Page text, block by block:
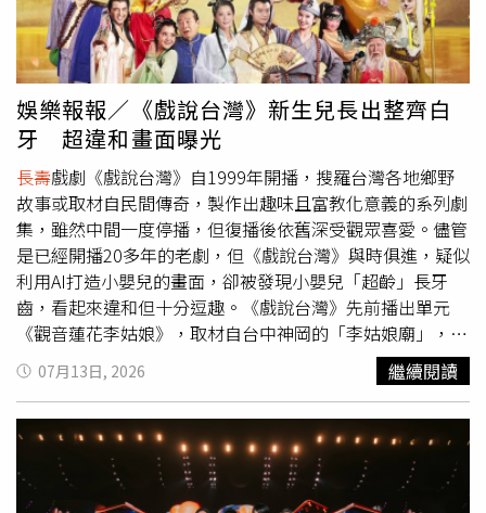
勵他，若能做到「四給」，就會是一個好市長。賴清德提
到，他在萬里出生、長大，與基隆同屬一個生活圈，今日很
高興來到極樂寺祈福。隨後，賴清德前往「慈濟基隆靜思
堂」參訪時表示，慈濟在基隆、臺南及全臺各縣市都設有精
舍，不僅是信仰中心，也是慈善、環保、社會關懷及社會服
務的中心。針對證嚴上人、所有慈濟的師兄姐及志工對家
庭、社會及國家的重大貢獻，要特別表達誠摯感謝。賴清德
提到，今年開始臺灣65歲以上長輩已超過全國人口20%，
一方面代表國家社會及醫療持續進步，人民更加長壽 ；另一
方面則反映少子女化趨勢，導致長輩人口比例提高。面對人
口結構改變，政府除了要好好照顧長輩，也要運用國家的力
量，協助年輕家庭減輕負擔，讓年輕一代敢婚、願生、樂
養。談及推動社會福利政策。賴清德說，第一，政府在全臺
各地都設有長照據點，靜思堂也是其中之一。馬英九前總統
卸任時，全臺長照據點僅720處，經過蔡英文前總統8年及
他上任2年的持續推動，目前全臺長照據點已超過1萬5千
處，長照服務人員也超過10萬人。長照服務不只照顧長輩的
身體，也透過學習、運動、遊戲等活動維持身心健康，是健
康促進的重要一環。此外，政府長照預算已提升至每年約1
娛樂報報／《戲說台灣》新生兒長出整齊白
牙 超違和畫面曝光
長壽戲劇《戲說台灣》自1999年開播，搜羅台灣各地鄉野
故事或取材自民間傳奇，製作出趣味且富教化意義的系列劇
集，雖然中間一度停播，但復播後依舊深受觀眾喜愛。儘管
是已經開播20多年的老劇，但《戲說台灣》與時俱進，疑似
利用AI打造小嬰兒的畫面，卻被發現小嬰兒「超齡」長牙
齒，看起來違和但十分逗趣。《戲說台灣》先前播出單元
《觀音蓮花李姑娘》，取材自台中神岡的「李姑娘廟」，描
述蒼鷺化作「田徛仔精（蟋蟀精）」作亂，大夫李仁和夫婦
因阻妖遇害，觀音為感念其恩，將蓮花植入其女李純孝體內
續命20年，長大後的李純孝為救仇人犧牲自己，死後仍留在
人間濟世。主角捨身救人、最終化為神明庇佑眾生，是相當
經典的《戲說台灣》劇情。劇中的寶寶長出整齊白牙，畫面
既違和又逗趣。（圖／翻攝自YouTube）不過在主角李純孝
07月13日, 2026 繼續閱讀